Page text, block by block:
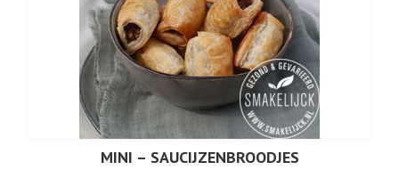
MINI – SAUCIJZENBROODJES